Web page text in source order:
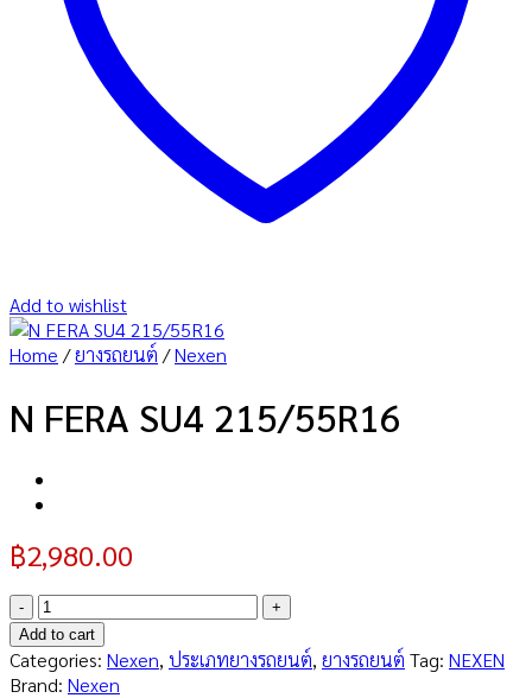
Add to wishlist
Home /ยางรถยนต์ /Nexen
N FERA SU4 215/55R16
฿2,980.00
N
FERA
SU4
215/55R16
Add to cart
Categories: Nexen, ประเภทยางรถยนต์, ยางรถยนต์ Tag: NEXEN
Brand: Nexen